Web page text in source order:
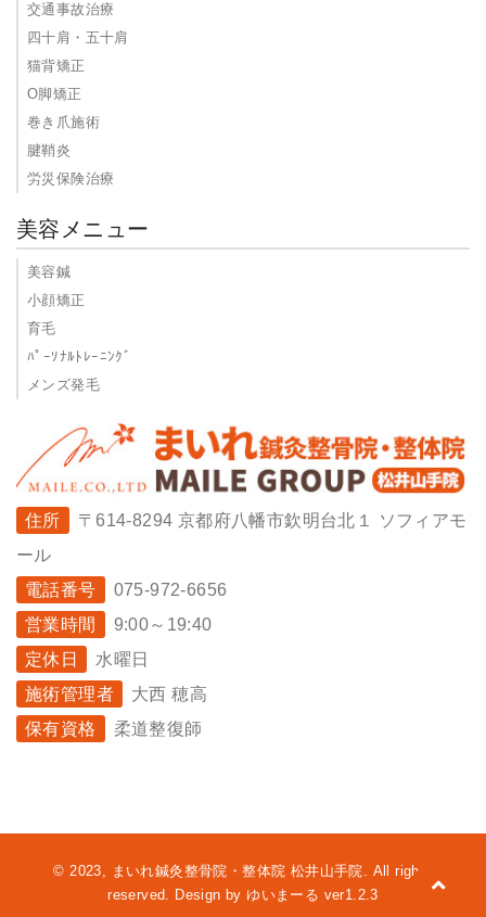
交通事故治療
四十肩・五十肩
猫背矯正
O脚矯正
巻き爪施術
腱鞘炎
労災保険治療
美容メニュー
美容鍼
小顔矯正
育毛
ﾊﾟｰｿﾅﾙﾄﾚｰﾆﾝｸﾞ
メンズ発毛
住所
〒614-8294 京都府八幡市欽明台北１ ソフィアモ
ール
電話番号
075-972-6656
営業時間
9:00～19:40
定休日
水曜日
施術管理者
大西 穂高
保有資格
柔道整復師
© 2023, まいれ鍼灸整骨院・整体院 松井山手院. All rights
reserved. Design by ゆいまーる ver1.2.3